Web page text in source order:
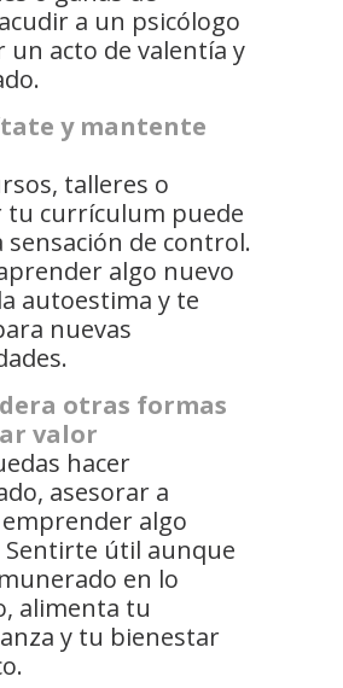
a un psicólogo
un acto de valentía y
y mantente
talleres o
tu currículum puede
de control.
algo nuevo
autoestima y te
nuevas
otras formas
valor
hacer
asesorar a
algo
Sentirte útil aunque
en lo
alimenta tu
y tu bienestar